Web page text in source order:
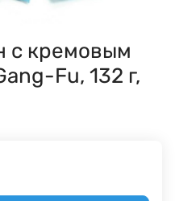
с кремовым
Fu, 132 г,